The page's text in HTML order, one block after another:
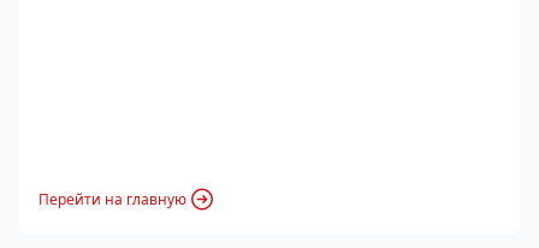
Перейти на главную